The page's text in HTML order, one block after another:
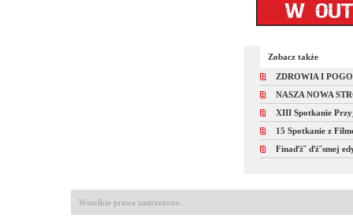
Zobacz także
ZDROWIA I
NASZA NOWA
XIII Spotkanie
15 Spotkanie z
Finaďż˝ ďż˝smej
Wszelkie prawa zastrzeżone.